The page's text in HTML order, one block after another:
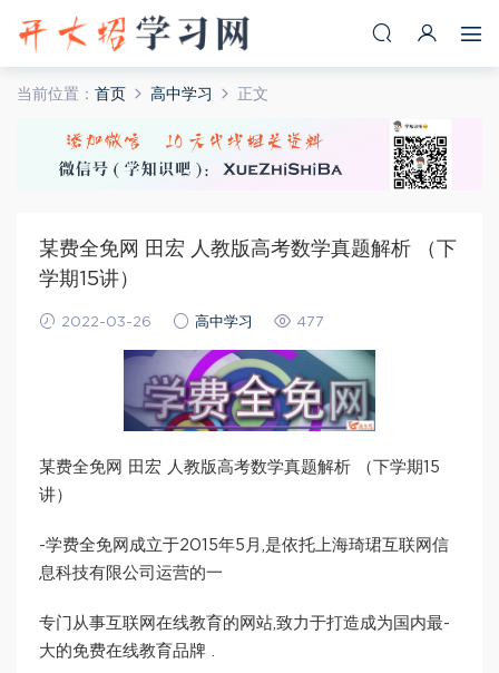
当前位置： 首页 高中学习 正文
某费全免网 田宏 人教版高考数学真题解析 （下
学期15讲）
2022-03-26 高中学习 477
某费全免网 田宏 人教版高考数学真题解析 （下学期15
讲）
-学费全免网成立于2015年5月,是依托上海琦珺互联网信
息科技有限公司运营的一
专门从事互联网在线教育的网站,致力于打造成为国内最-
大的免费在线教育品牌 .